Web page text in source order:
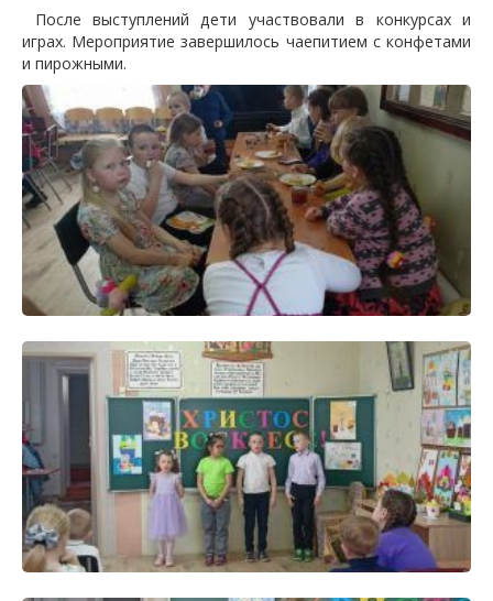
После выступлений дети участвовали в конкурсах и
играх. Мероприятие завершилось чаепитием с конфетами
и пирожными.